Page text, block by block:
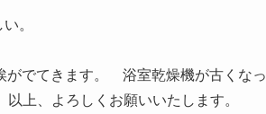
。
がでてきます。 浴室乾燥機が古くなっ
上、よろしくお願いいたします。